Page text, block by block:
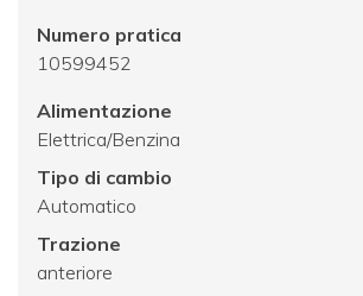
Numero pratica
10599452
Alimentazione
Elettrica/Benzina
Tipo di cambio
Automatico
Trazione
anteriore